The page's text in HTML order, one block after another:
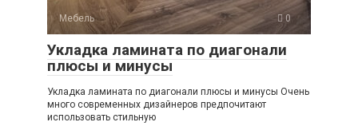
Мебель 0
Укладка ламината по диагонали
плюсы и минусы
Укладка ламината по диагонали плюсы и минусы Очень
много современных дизайнеров предпочитают
использовать стильную